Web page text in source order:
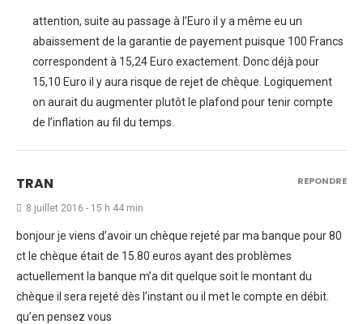
attention, suite au passage à l’Euro il y a même eu un
abaissement de la garantie de payement puisque 100 Francs
correspondent à 15,24 Euro exactement. Donc déjà pour
15,10 Euro il y aura risque de rejet de chèque. Logiquement
on aurait du augmenter plutôt le plafond pour tenir compte
de l’inflation au fil du temps.
TRAN
8 juillet 2016 - 15 h 44 min
bonjour je viens d’avoir un chèque rejeté par ma banque pour 80
ct le chèque était de 15.80 euros ayant des problèmes
actuellement la banque m’a dit quelque soit le montant du
chèque il sera rejeté dès l’instant ou il met le compte en débit.
qu’en pensez vous
REPONDRE